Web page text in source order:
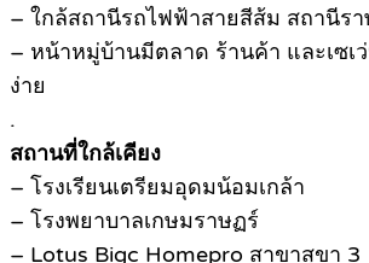
– ใกล้สถานีรถไฟฟ้าสายสีส้ม สถานีร
– หน้าหมู่บ้านมีตลาด ร้านค้า และเซเ
ง่าย
.
สถานที่ใกล้เคียง
– โรงเรียนเตรียมอุดมน้อมเกล้า
– โรงพยาบาลเกษมราษฏร์
– Lotus Bigc Homepro สาขาสุขา 3